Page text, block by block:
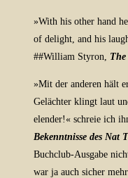
»With his other hand
of delight, and his
##William Styron,
»Mit der anderen hält
Gelächter klingt laut
elender!« schreie ich
Bekenntnisse des Nat
Buchclub-Ausgabe
war ja auch sicher